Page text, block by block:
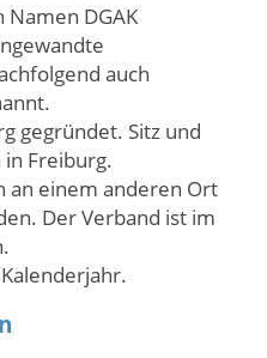
DGAK
auch
gegründet. Sitz und
Freiburg.
an einem anderen Ort
Der Verband ist im